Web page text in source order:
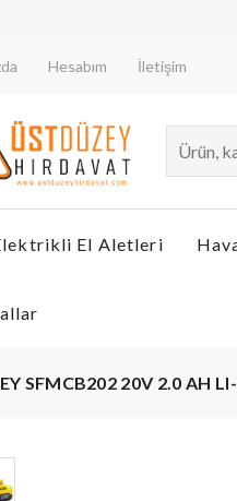
Hesabım İletişim
El Aletleri
SFMCB202 20V 2.0 AH